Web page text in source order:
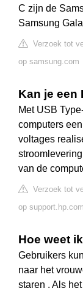
C zijn de
Samsung
Verzoek tot
op samsung.com
Kan je een
Met USB
computers
voltages
van de
Verzoek tot
op support.hp.com
Hoe weet
Gebruikers
naar het
staren . Als